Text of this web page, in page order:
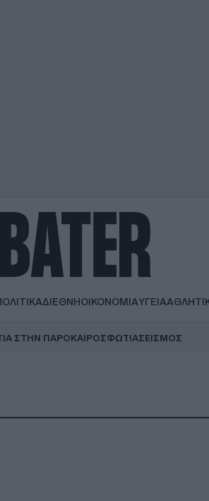
ΔΙΕΘΝΗΟΙΚΟΝΟΜΙΑΥΓΕΙΑ
ΣΤΗΝ ΠΑΡΟΚΑΙΡΟΣΦΩΤΙΑΣΕΙΣΜΟΣ